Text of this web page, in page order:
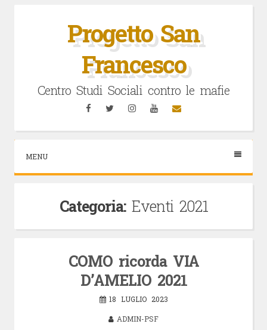
Progetto San
Francesco
Centro Studi Sociali contro le mafie
FacebookTwitterInstagramYouTubeEmail
MENU
Categoria: Eventi 2021
COMO ricorda VIA
D’AMELIO 2021
18 LUGLIO 2023
ADMIN-PSF